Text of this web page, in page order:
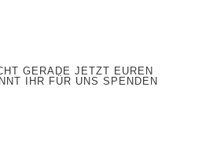
GERADE JETZT EUREN
IHR FÜR UNS SPENDEN